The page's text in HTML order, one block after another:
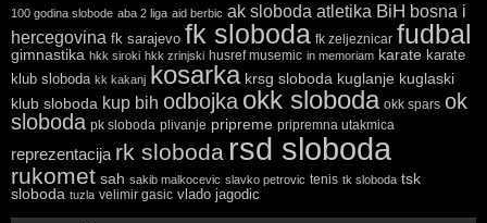
100 godina slobode aba 2 liga aid berbic ak sloboda atletika BiH bosna i
hercegovina fk sarajevo fk sloboda fk zeljeznicar fudbal
gimnastika hkk siroki hkk zrinjski husref musemic in memoriam karate karate
klub sloboda kk kakanj kosarka krsg sloboda kuglanje kuglaski
klub sloboda kup bih odbojka okk sloboda okk spars ok
sloboda pk sloboda plivanje pripreme pripremna utakmica
reprezentacija rk sloboda rsd sloboda
rukomet sah sakib malkocevic slavko petrovic tenis tk sloboda tsk
sloboda tuzla velimir gasic vlado jagodic